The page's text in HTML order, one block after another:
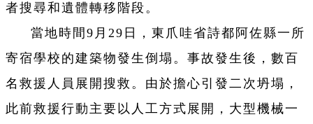
者搜尋和遺體轉移階段。
當地時間9月29日，東爪哇省詩都阿佐縣一所
寄宿學校的建築物發生倒塌。事故發生後，數百
名救援人員展開搜救。由於擔心引發二次坍塌，
此前救援行動主要以人工方式展開，大型機械一